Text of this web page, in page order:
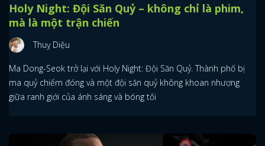
Holy Night: Đội Săn Quỷ – không chỉ là phim,
mà là một trận chiến
Thuỵ Diệu
Ma Dong-Seok trở lại với Holy Night: Đội Săn Quỷ. Thành phố bị
ma quỷ chiếm đóng và một đội săn quỷ không khoan nhượng
giữa ranh giới của ánh sáng và bóng tối